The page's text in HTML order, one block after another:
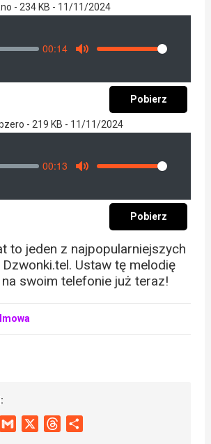
- 234 KB - 11/11/2024
00:14
Volume
Pobierz
- 219 KB - 11/11/2024
00:13
Volume
Pobierz
to jeden z najpopularniejszych
Ustaw tę melodię
swoim telefonie już teraz!
Email Gmail Threads